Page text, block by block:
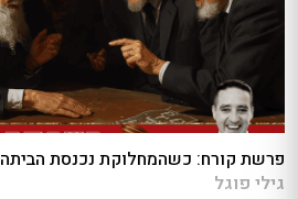
פרשת קורח: כשהמחלוקת נכנסת הביתה
גילי פוגל